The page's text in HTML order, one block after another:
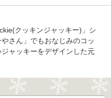
クッキンジャッキー)」シ
さん」でもおなじみのコッ
ャッキーをデザインした元